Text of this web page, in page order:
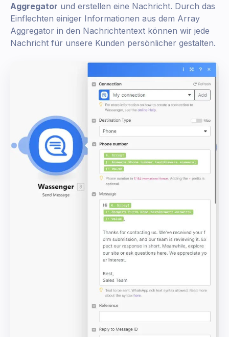
Aggregator und erstellen eine Nachricht. Durch das
Einflechten einiger Informationen aus dem Array
Aggregator in den Nachrichtentext können wir jede
Nachricht für unsere Kunden persönlicher gestalten.